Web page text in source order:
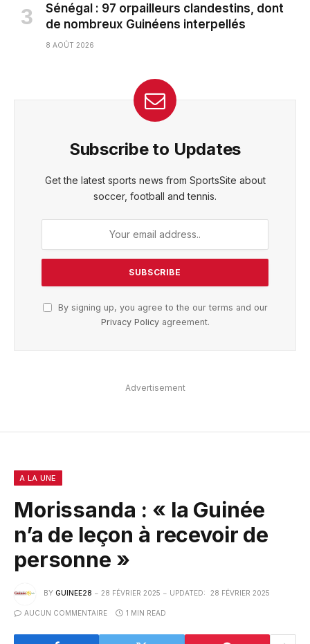
Sénégal : 97 orpailleurs clandestins, dont
de nombreux Guinéens interpellés
8 AOÛT 2026
Subscribe to Updates
Get the latest sports news from SportsSite about
soccer, football and tennis.
By signing up, you agree to the our terms and our
Privacy Policyagreement.
Advertisement
A LA UNE
Morissanda : « la Guinée
n’a de leçon à recevoir de
personne »
BY GUINEE28 28 FÉVRIER 2025 UPDATED: 28 FÉVRIER 2025
AUCUN COMMENTAIRE 1 MIN READ